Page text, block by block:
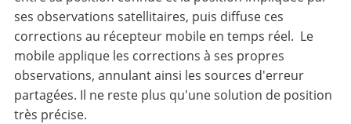
ses observations satellitaires, puis diffuse ces
corrections au récepteur mobile en temps réel. Le
mobile applique les corrections à ses propres
observations, annulant ainsi les sources d'erreur
partagées. Il ne reste plus qu'une solution de position
très précise.